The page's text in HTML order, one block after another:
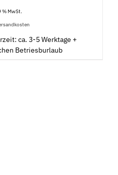
% MwSt.
ca. 3-5 Werktage +
Betriesburlaub